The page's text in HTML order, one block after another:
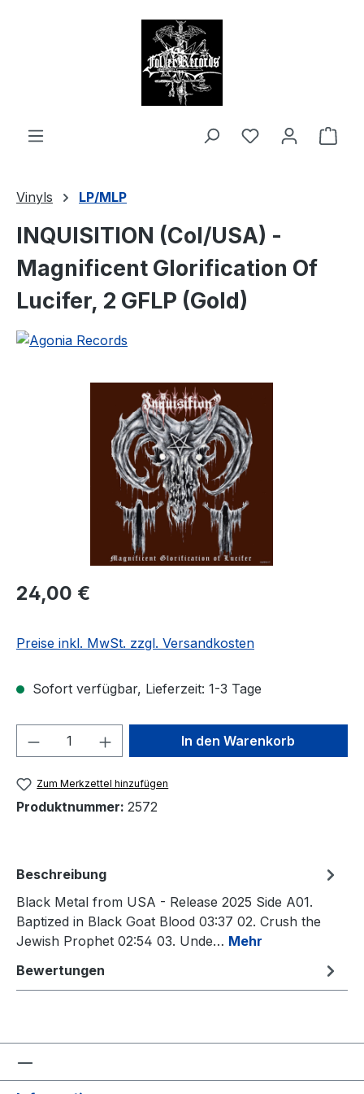
Vinyls LP/MLP
INQUISITION (Col/USA) -
Magnificent Glorification Of
Lucifer, 2 GFLP (Gold)
Bildergalerie überspringen
Regulärer Preis:
24,00 €
Preise inkl. MwSt. zzgl. Versandkosten
Sofort verfügbar, Lieferzeit: 1-3 Tage
Produkt Anzahl: Gib denIn den Warenkorb
Zum Merkzettel hinzufügen
Produktnummer: 2572
Beschreibung
Black Metal from USA - Release 2025 Side A01.
Baptized in Black Goat Blood 03:37 02. Crush the
Jewish Prophet 02:54 03. Unde… Mehr
Bewertungen